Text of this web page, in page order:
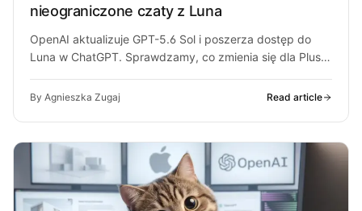
nieograniczone czaty z Luna
OpenAI aktualizuje GPT-5.6 Sol i poszerza dostęp do
Luna w ChatGPT. Sprawdzamy, co zmienia się dla Plus,
By Agnieszka Zugaj Read article